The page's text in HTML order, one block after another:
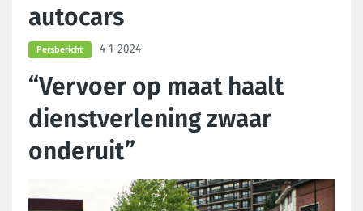
autocars
Persbericht 4-1-2024
“Vervoer op maat haalt
dienstverlening zwaar
onderuit”